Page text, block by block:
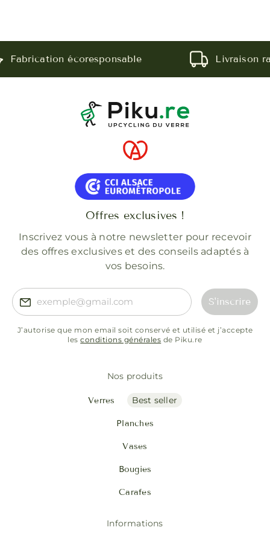
écoresponsable Livraison
Offres exclusives !
Inscrivez vous à notre newsletter pour recevoir
des offres exclusives et des conseils adaptés à
vos besoins.
S'inscrire
J’autorise que mon email soit conservé et utilisé et j’accepte
lesconditions générales de Piku.re
Nos produits
Verres Best seller
Planches
Vases
Bougies
Carafes
Informations